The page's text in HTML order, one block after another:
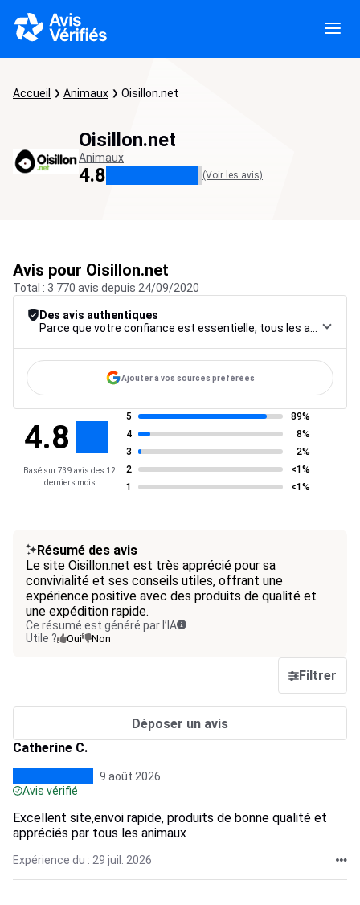
Accueil Animaux Oisillon.net
Oisillon.net
Animaux
4.8 (Voir les avis)
Avis pour Oisillon.net
Total : 3 770 avis depuis 24/09/2020
Des avis authentiques
Ajouter à vos sources préférées
4.8
Basé sur 739 avis des 12
derniers mois
5
89%
4
8%
3
2%
2
<1%
1
<1%
Résumé des avis
Le site Oisillon.net est très apprécié pour sa
convivialité et ses conseils utiles, offrant une
expérience positive avec des produits de qualité et
une expédition rapide.
Ce résumé est généré par l’IA
Utile ?
Oui Non
Filtrer
Déposer un avis
Catherine C.
9 août 2026
Avis vérifié
Excellent site,envoi rapide, produits de bonne qualité et
appréciés par tous les animaux
Expérience du : 29 juil. 2026